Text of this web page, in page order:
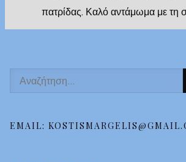
πατρίδας. Καλό αντάμωμα με τη
EMAIL: